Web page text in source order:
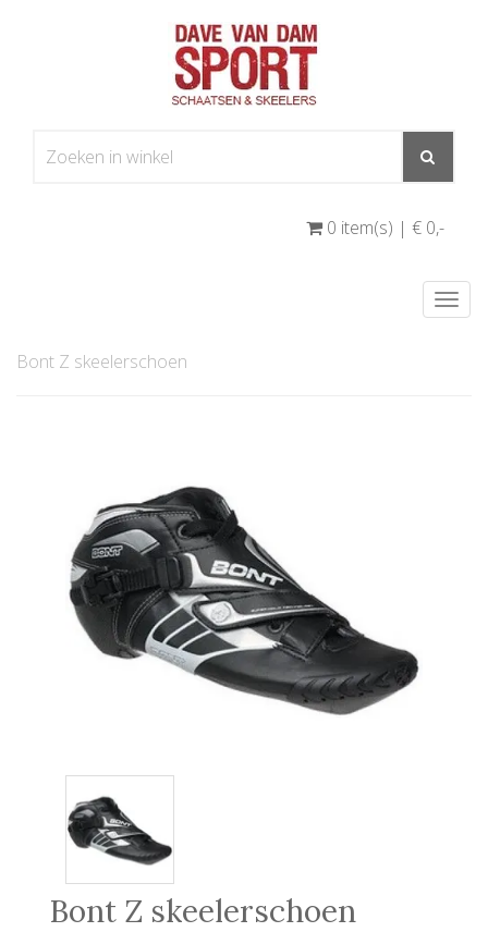
0 item(s) | € 0,-
Bont Z skeelerschoen
Bont Z skeelerschoen